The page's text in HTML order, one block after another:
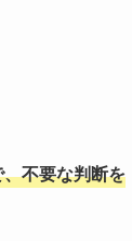
不要な判断を